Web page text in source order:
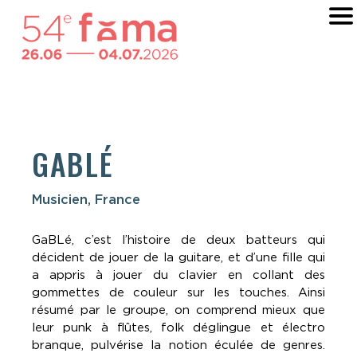
GABLÉ
Musicien, France
GaBLé, c’est l’histoire de deux batteurs qui
décident de jouer de la guitare, et d’une fille qui
a appris à jouer du clavier en collant des
gommettes de couleur sur les touches. Ainsi
résumé par le groupe, on comprend mieux que
leur punk à flûtes, folk déglingue et électro
branque, pulvérise la notion éculée de genres.